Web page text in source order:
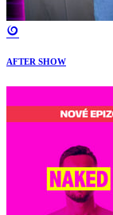
AFTER SHOW